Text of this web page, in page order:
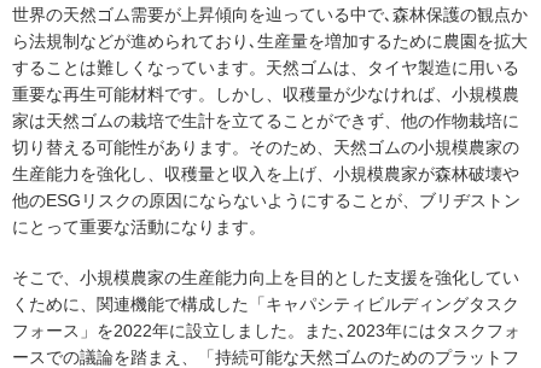
世界の天然ゴム需要が上昇傾向を辿っている中で､森林保護の観点か
ら法規制などが進められており､生産量を増加するために農園を拡大
することは難しくなっています。天然ゴムは、タイヤ製造に用いる
重要な再生可能材料です。しかし、収穫量が少なければ、小規模農
家は天然ゴムの栽培で生計を立てることができず、他の作物栽培に
切り替える可能性があります。そのため、天然ゴムの小規模農家の
生産能力を強化し、収穫量と収入を上げ、小規模農家が森林破壊や
他のESGリスクの原因にならないようにすることが、ブリヂストン
にとって重要な活動になります。
そこで、小規模農家の生産能力向上を目的とした支援を強化してい
くために、関連機能で構成した「キャパシティビルディングタスク
フォース」を2022年に設立しました。また､2023年にはタスクフォ
ースでの議論を踏まえ、「持続可能な天然ゴムのためのプラットフ